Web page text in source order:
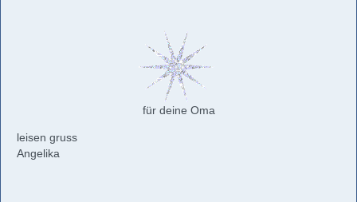
für deine Oma
leisen gruss
Angelika